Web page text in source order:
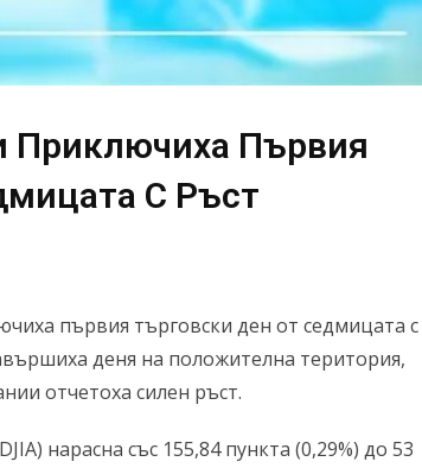
Приключиха Първия
С Ръст
първия търговски ден от седмицата с
деня на положителна територия,
отчетоха силен ръст.
нарасна със 155,84 пункта (0,29%) до 53